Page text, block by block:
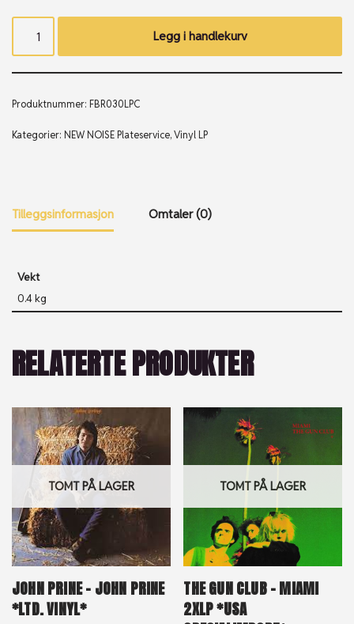
Legg i handlekurv
Produktnummer: FBR030LPC
Kategorier: NEW NOISE Plateservice,Vinyl LP
Tilleggsinformasjon Omtaler (0)
Vekt
0.4 kg
RELATERTE PRODUKTER
TOMT PÅ LAGER
JOHN PRINE – JOHN PRINE
*LTD. VINYL*
TOMT PÅ LAGER
THE GUN CLUB – MIAMI
2XLP *USA